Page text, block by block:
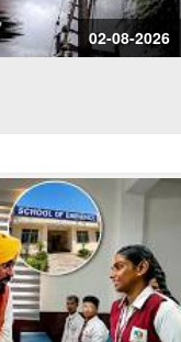
02-08-2026